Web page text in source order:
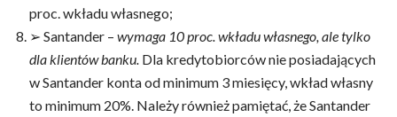
proc. wkładu własnego;
➢ Santander – wymaga 10 proc. wkładu własnego, ale tylko
dla klientów banku. Dla kredytobiorców nie posiadających
w Santander konta od minimum 3 miesięcy, wkład własny
to minimum 20%. Należy również pamiętać, że Santander